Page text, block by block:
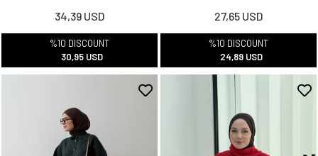
34,39 USD
%10 DISCOUNT
30,95 USD
27,65 USD
%10 DISCOUNT
24,89 USD